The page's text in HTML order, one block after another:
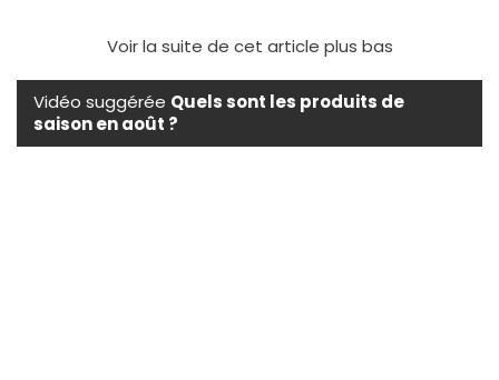
Voir la suite de cet article plus bas
Vidéo suggérée Quels sont les produits de
saison en août ?